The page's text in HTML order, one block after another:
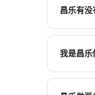
取；多
昌乐有没
市场上存
付可核
我是昌乐
更稳妥的
与图文